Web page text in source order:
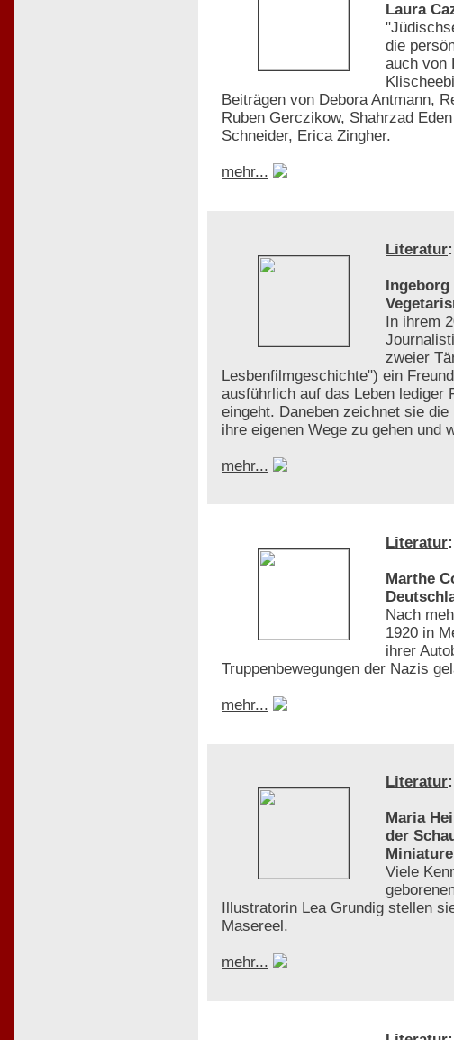
Laura
die
auch von
Beiträgen von Debora Antmann,
Ruben Gerczikow, Shahrzad
Schneider, Erica Zingher.
mehr...
Literatur:
In ihrem
zweier
Lesbenfilmgeschichte") ein
ausführlich auf das Leben lediger
eingeht. Daneben zeichnet sie
ihre eigenen Wege zu gehen und
mehr...
Literatur:
Marthe
Nach
1920 in
ihrer
Truppenbewegungen der Nazis
mehr...
Literatur:
Maria
der
Viele
Illustratorin Lea Grundig stellen
Masereel.
mehr...